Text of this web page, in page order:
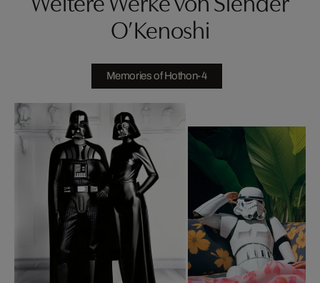
O’Kenoshi
Memories of Hothon-4